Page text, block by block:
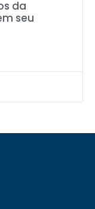
da
seu